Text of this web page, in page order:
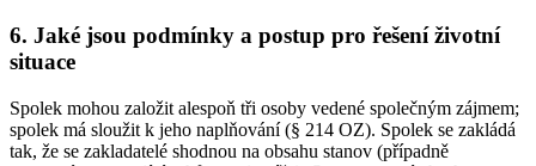
6. Jaké jsou podmínky a postup pro řešení životní
situace
Spolek mohou založit alespoň tři osoby vedené společným zájmem;
spolek má sloužit k jeho naplňování (§ 214 OZ). Spolek se zakládá
tak, že se zakladatelé shodnou na obsahu stanov (případně